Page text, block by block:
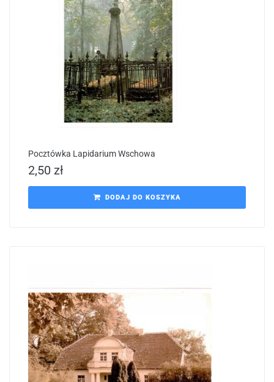
Pocztówka Lapidarium Wschowa
2,50 zł
DODAJ DO KOSZYKA